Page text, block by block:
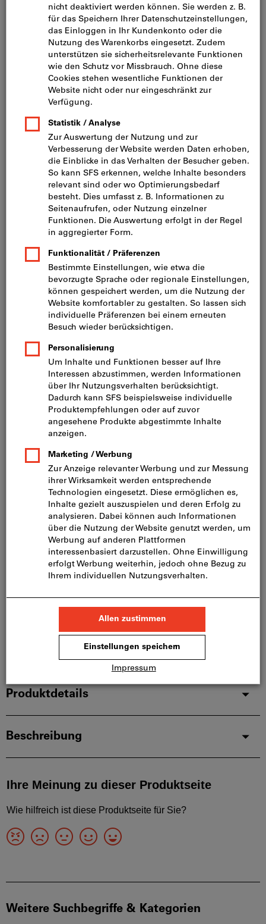
Bild zum Vergrößern anklicken
Preis pro 1 Stück
inkl. MwSt. zzgl. Versandkosten
Netto: CHF 133.20
Mindestbestellmenge: 2 Stück
Bestellschritt: 2 Stück
Menge
In den Warenkorb
Lieferung in 3 - 4 Arbeitstagen
Bitte beachten Sie die Lieferzeit und eingeschränkte
Beratung:
Hersteller, da er nicht Bestandteil unseres
Hauptsortiments ist und somit nicht bei uns auf
Infos
Produktdetails
Beschreibung
Weitere Suchbegriffe & Kategorien